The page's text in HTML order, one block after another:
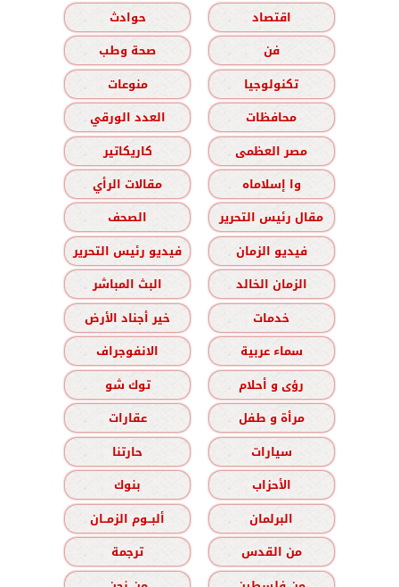
اقتصاد
حوادث
فن
صحة وطب
تكنولوجيا
منوعات
محافظات
العدد الورقي
مصر العظمى
كاريكاتير
وا إسلاماه
مقالات الرأي
مقال رئيس التحرير
الصحف
فيديو الزمان
فيديو رئيس التحرير
الزمان الخالد
البث المباشر
خدمات
خير أجناد الأرض
سماء عربية
الانفوجراف
رؤى و أحلام
توك شو
مرأة و طفل
عقارات
سيارات
حارتنا
الأحزاب
بنوك
البرلمان
ألبــوم الزمــان
من القدس
ترجمة